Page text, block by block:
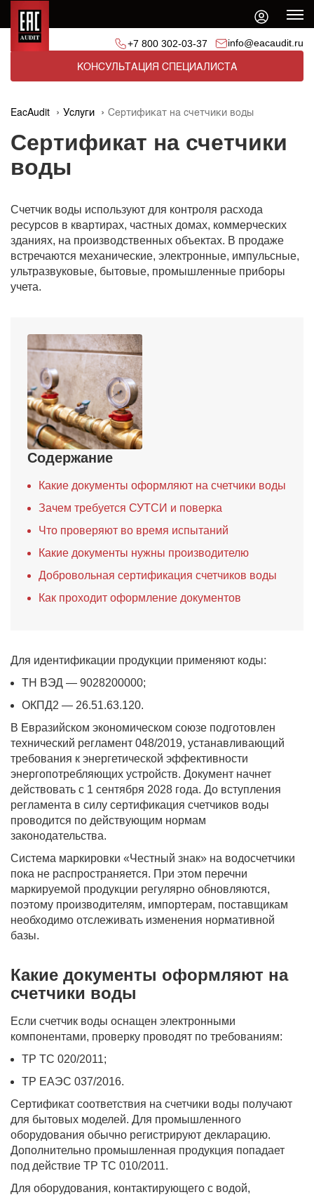
+7 800 302-03-37 info@eacaudit.ru
КОНСУЛЬТАЦИЯ СПЕЦИАЛИСТА
EacAudit Услуги Сертификат на счетчики воды
Сертификат на счетчики
воды
Счетчик воды используют для контроля расхода
ресурсов в квартирах, частных домах, коммерческих
зданиях, на производственных объектах. В продаже
встречаются механические, электронные, импульсные,
ультразвуковые, бытовые, промышленные приборы
учета.
Содержание
Какие документы оформляют на счетчики воды
Зачем требуется СУТСИ и поверка
Что проверяют во время испытаний
Какие документы нужны производителю
Добровольная сертификация счетчиков воды
Как проходит оформление документов
Для идентификации продукции применяют коды:
ТН ВЭД — 9028200000;
ОКПД2 — 26.51.63.120.
В Евразийском экономическом союзе подготовлен
технический регламент 048/2019, устанавливающий
требования к энергетической эффективности
энергопотребляющих устройств. Документ начнет
действовать с 1 сентября 2028 года. До вступления
регламента в силу сертификация счетчиков воды
проводится по действующим нормам
законодательства.
Система маркировки «Честный знак» на водосчетчики
пока не распространяется. При этом перечни
маркируемой продукции регулярно обновляются,
поэтому производителям, импортерам, поставщикам
необходимо отслеживать изменения нормативной
базы.
Какие документы оформляют на
счетчики воды
Если счетчик воды оснащен электронными
компонентами, проверку проводят по требованиям:
ТР ТС 020/2011;
ТР ЕАЭС 037/2016.
Сертификат соответствия на счетчики воды получают
для бытовых моделей. Для промышленного
оборудования обычно регистрируют декларацию.
Дополнительно промышленная продукция попадает
под действие ТР ТС 010/2011.
Для оборудования, контактирующего с водой,